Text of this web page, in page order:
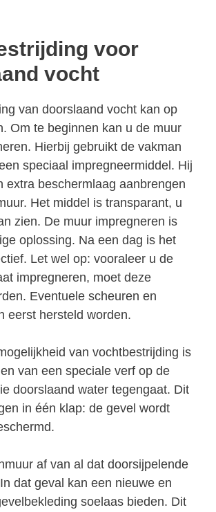
voor
vocht
van doorslaand vocht kan op
Om te beginnen kan u de muur
Hierbij gebruikt de vakman
speciaal impregneermiddel. Hij
extra beschermlaag aanbrengen
Het middel is transparant, u
zien. De muur impregneren is
oplossing. Na een dag is het
Let wel op: vooraleer u de
impregneren, moet deze
Eventuele scheuren en
eerst hersteld worden.
van vochtbestrijding is
van een speciale verf op de
doorslaand water tegengaat. Dit
in één klap: de gevel wordt
af van al dat doorsijpelende
dat geval kan een nieuwe en
soelaas bieden. Dit